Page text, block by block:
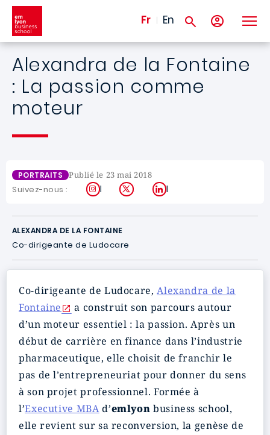
Aller au contenu principal
Fr En
Alexandra de la Fontaine
: La passion comme
moteur
PORTRAITS Publié le 23 mai 2018
Suivez-nous : Instagram
X LinkedIn
ALEXANDRA DE LA FONTAINE
Co-dirigeante de Ludocare
Co‑dirigeante de Ludocare,Alexandra de la
Fontaine
a construit son parcours autour
d’un moteur essentiel : la passion. Après un
début de carrière en finance dans l’industrie
pharmaceutique, elle choisit de franchir le
pas de l’entrepreneuriat pour donner du sens
à son projet professionnel. Formée à
l’Executive MBAd’emlyon business school,
elle revient sur sa reconversion, la genèse de